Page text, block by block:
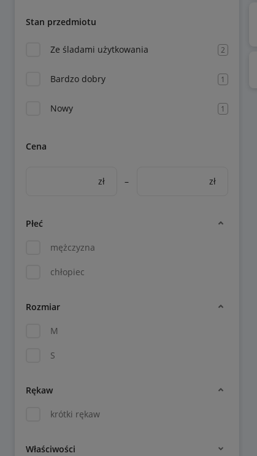
Stan przedmiotu
Ze śladami użytkowania 2
Bardzo dobry 1
Nowy 1
Cena
zł – zł
Płeć
mężczyzna
chłopiec
Rozmiar
M
S
Rękaw
krótki rękaw
Właściwości